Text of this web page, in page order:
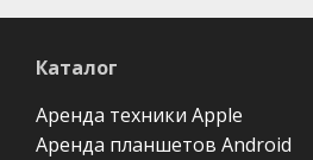
Каталог
Аренда техники Apple
Аренда планшетов Android